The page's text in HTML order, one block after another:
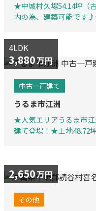
★中城村久場54.14坪（
内の為、建築可能です
が北東側2.1ｍ、北西
く閑静な住宅街★
4LDK
3,880万円
中古一戸建て
うるま市江洲
★人気エリアうるま市
建て登場！★土地48.72
2,650万円
その他